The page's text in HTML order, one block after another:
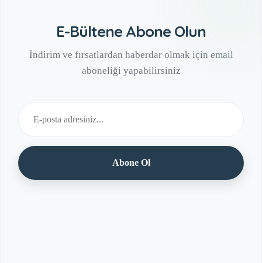
E-Bültene Abone Olun
İndirim ve fırsatlardan haberdar olmak için email
aboneliği yapabilirsiniz
Abone Ol